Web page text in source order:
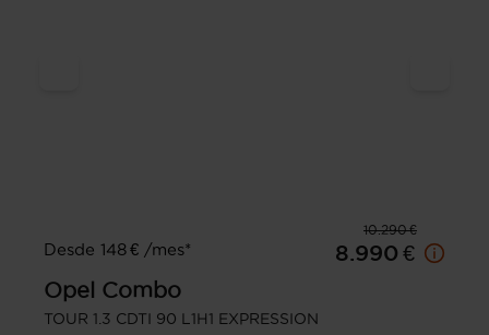
10.290 €
Desde 148 € /mes*
8.990 €
Opel Combo
TOUR 1.3 CDTI 90 L1H1 EXPRESSION